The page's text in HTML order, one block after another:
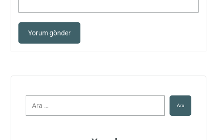
Yorum gönder
Ara